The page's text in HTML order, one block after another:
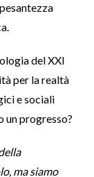
del XXI
per la realtà
e sociali
un progresso?
ma siamo